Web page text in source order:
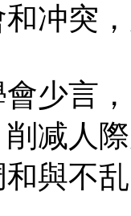
冲突
少言
减人
與不